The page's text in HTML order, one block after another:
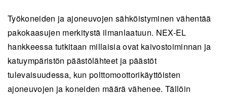
Työkoneiden ja ajoneuvojen sähköistyminen vähentää
pakokaasujen merkitystä ilmanlaatuun. NEX-EL
hankkeessa tutkitaan millaisia ovat kaivostoiminnan ja
katuympäristön päästölähteet ja päästöt
tulevaisuudessa, kun polttomoottorikäyttöisten
ajoneuvojen ja koneiden määrä vähenee. Tällöin